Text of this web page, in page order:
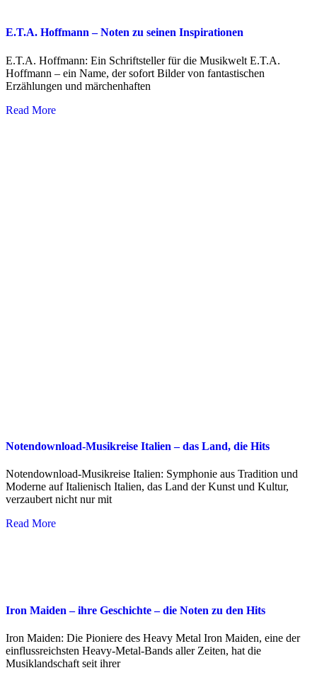
E.T.A. Hoffmann – Noten zu seinen Inspirationen
E.T.A. Hoffmann: Ein Schriftsteller für die Musikwelt E.T.A.
Hoffmann – ein Name, der sofort Bilder von fantastischen
Erzählungen und märchenhaften
Read More
Notendownload-Musikreise Italien – das Land, die Hits
Notendownload-Musikreise Italien: Symphonie aus Tradition und
Moderne auf Italienisch Italien, das Land der Kunst und Kultur,
verzaubert nicht nur mit
Read More
Iron Maiden – ihre Geschichte – die Noten zu den Hits
Iron Maiden: Die Pioniere des Heavy Metal Iron Maiden, eine der
einflussreichsten Heavy-Metal-Bands aller Zeiten, hat die
Musiklandschaft seit ihrer